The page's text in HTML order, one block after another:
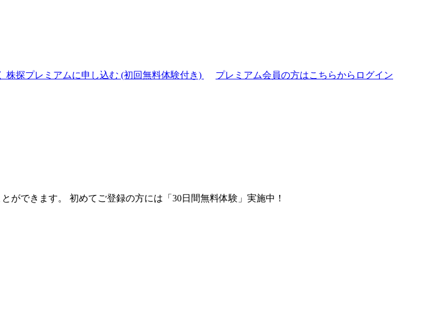
株探プレミアムに申し込む (初回無料体験付き)
プレミアム会員の方はこちらからログイン
できます。 初めてご登録の方には「30日間無料体験」実施中！